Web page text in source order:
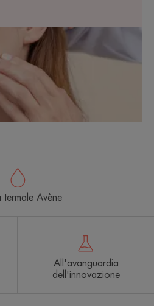
termale Avène
All'avanguardia
dell'innovazione